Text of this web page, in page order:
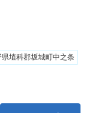
県埴科郡坂城町中之条